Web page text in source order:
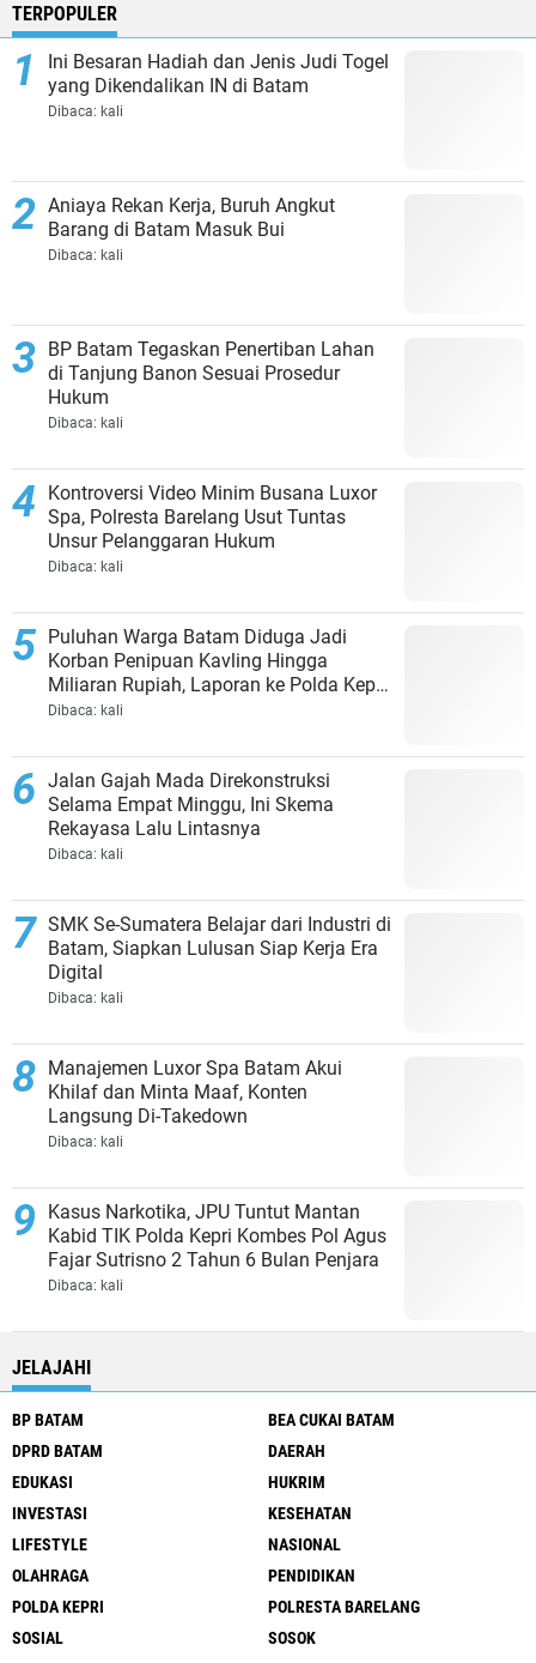
TERPOPULER
Ini Besaran Hadiah dan Jenis Judi Togel
yang Dikendalikan IN di Batam
Dibaca: kali
Aniaya Rekan Kerja, Buruh Angkut
Barang di Batam Masuk Bui
Dibaca: kali
BP Batam Tegaskan Penertiban Lahan
di Tanjung Banon Sesuai Prosedur
Hukum
Dibaca: kali
Kontroversi Video Minim Busana Luxor
Spa, Polresta Barelang Usut Tuntas
Unsur Pelanggaran Hukum
Dibaca: kali
Puluhan Warga Batam Diduga Jadi
Korban Penipuan Kavling Hingga
Miliaran Rupiah, Laporan ke Polda Kepri
Jalan di Tempat?
Dibaca: kali
Jalan Gajah Mada Direkonstruksi
Selama Empat Minggu, Ini Skema
Rekayasa Lalu Lintasnya
Dibaca: kali
SMK Se-Sumatera Belajar dari Industri di
Batam, Siapkan Lulusan Siap Kerja Era
Digital
Dibaca: kali
Manajemen Luxor Spa Batam Akui
Khilaf dan Minta Maaf, Konten
Langsung Di-Takedown
Dibaca: kali
Kasus Narkotika, JPU Tuntut Mantan
Kabid TIK Polda Kepri Kombes Pol Agus
Fajar Sutrisno 2 Tahun 6 Bulan Penjara
Dibaca: kali
JELAJAHI
BP BATAM
BEA CUKAI BATAM
DPRD BATAM
DAERAH
EDUKASI
HUKRIM
INVESTASI
KESEHATAN
LIFESTYLE
NASIONAL
OLAHRAGA
PENDIDIKAN
POLDA KEPRI
POLRESTA BARELANG
SOSIAL
SOSOK